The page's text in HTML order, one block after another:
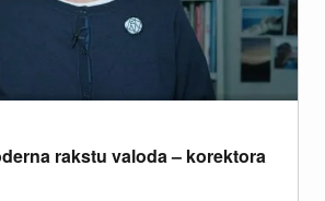
rakstu valoda – korektora